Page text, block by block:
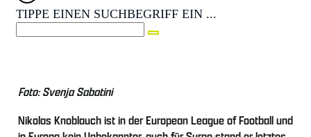
TIPPE EINEN SUCHBEGRIFF EIN ...
Foto: Svenja Sabatini
Nikolas Knoblauch ist in der European League of Football und